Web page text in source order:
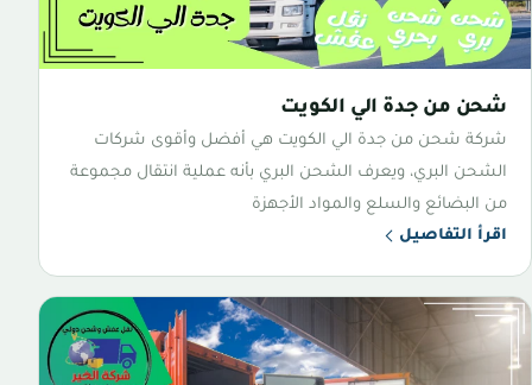
شحن من جدة الي الكويت
شركة شحن من جدة الي الكويت هي أفضل وأقوى شركات
الشحن البري، ويعرف الشحن البري بأنه عملية انتقال مجموعة
من البضائع والسلع والمواد الأجهزة
اقرأ التفاصيل